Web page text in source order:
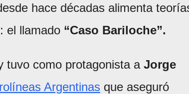
hace décadas alimenta
el llamado “Caso Bariloche”.
tuvo como protagonista aJorge
Argentinas que aseguró